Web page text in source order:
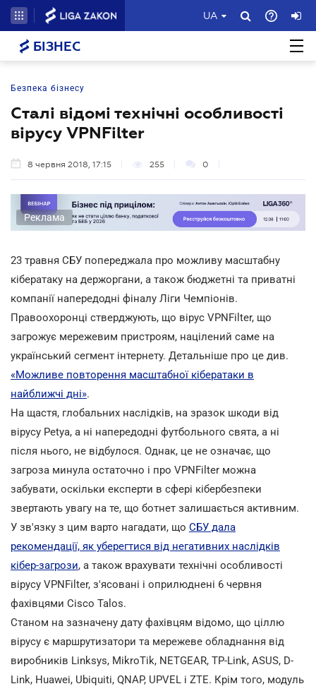
UA
БІЗНЕС
Безпека бізнесу
Сталі відомі технічні особливості
вірусу VPNFilter
8 червня 2018, 17:15 255 0
Реклама
23 травня СБУ попереджала про можливу масштабну
кібератаку на держоргани, а також бюджетні та приватні
компанії напередодні фіналу Ліги Чемпіонів.
Правоохоронці стверджують, що вірус VPNFilter, що
загрожує мережевим пристроям, націлений саме на
український сегмент інтернету. Детальніше про це див.
«Можливе повторення масштабної кібератаки в
найближчі дні».
На щастя, глобальних наслідків, на зразок шкоди від
вірусу Petya, а ні напередодні футбольного свята, а ні
після нього, не відбулося. Однак, це не означає, що
загроза минула остаточно і про VPNFilter можна
забувати, оскільки експерти в сфері кібербезпеки
звертають увагу на те, що ботнет залишається активним.
У зв'язку з цим варто нагадати, що СБУ дала
рекомендації, як уберегтися від негативних наслідків
кібер-загрози, а також врахувати технічні особливості
вірусу VPNFilter, з'ясовані і оприлюднені 6 червня
фахівцями Cisco Talos.
Станом на зазначену дату фахівцям відомо, що ціллю
вірусу є маршрутизатори та мережеве обладнання від
виробників Linksys, MikroTik, NETGEAR, TP-Link, ASUS, D-
Link, Huawei, Ubiquiti, QNAP, UPVEL і ZTE. Крім того, модуль